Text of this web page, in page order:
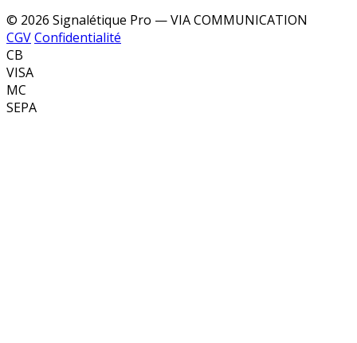
© 2026 Signalétique Pro — VIA COMMUNICATION
CGVConfidentialité
CB
VISA
MC
SEPA